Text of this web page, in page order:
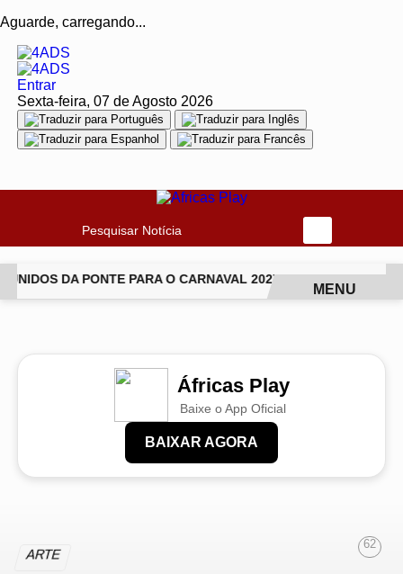
Aguarde, carregando...
Entrar
Sexta-feira, 07 de Agosto 2026
Pesquisar Notícia
DA PONTE PARA O CARNAVAL 2027 ISABEL
MENU
Áfricas Play
Baixe o App Oficial
BAIXAR AGORA
ARTE
62